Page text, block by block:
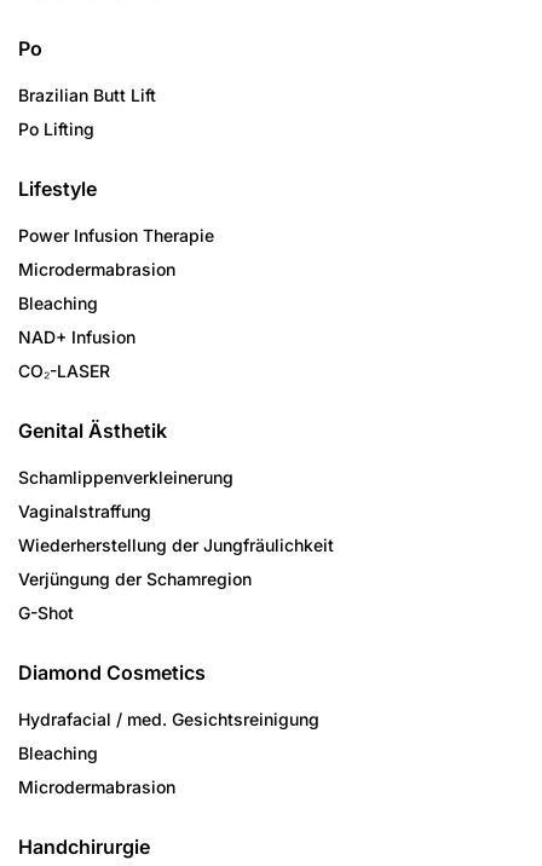
Po
Brazilian Butt Lift
Po Lifting
Lifestyle
Power Infusion Therapie
Microdermabrasion
Bleaching
NAD+ Infusion
CO₂-LASER
Genital Ästhetik
Schamlippenverkleinerung
Vaginalstraffung
Wiederherstellung der Jungfräulichkeit
Verjüngung der Schamregion
G-Shot
Diamond Cosmetics
Hydrafacial / med. Gesichtsreinigung
Bleaching
Microdermabrasion
Handchirurgie